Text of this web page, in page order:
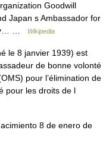
Goodwill
Japan s Ambassador for
…
Wikipedia
le 8 janvier 1939) est
de bonne volonté
pour l’élimination de
pour les droits de l
8 de enero de